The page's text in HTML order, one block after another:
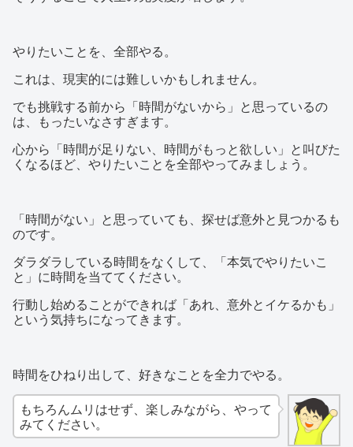
やりたいことを、全部やる。
これは、現実的には難しいかもしれません。
でも挑戦する前から「時間がないから」と思っているの
は、もったいなさすぎます。
心から「時間が足りない、時間がもっと欲しい」と叫びた
くなるほど、やりたいことを全部やってみましょう。
「時間がない」と思っていても、探せば意外と見つかるも
のです。
ダラダラしている時間をなくして、「本気でやりたいこ
と」に時間を当ててください。
行動し始めることができれば「あれ、意外とイケるかも」
という気持ちになってきます。
時間をひねり出して、好きなことを全力でやる。
もちろんムリはせず、楽しみながら、やって
みてください。